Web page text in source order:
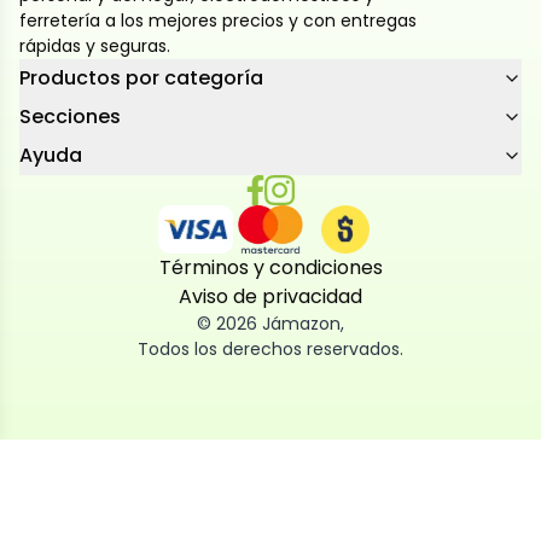
ferretería a los mejores precios y con entregas
rápidas y seguras.
Productos por categoría
Secciones
Ayuda
Términos y condiciones
Aviso de privacidad
© 2026 Jámazon,
Todos los derechos reservados.